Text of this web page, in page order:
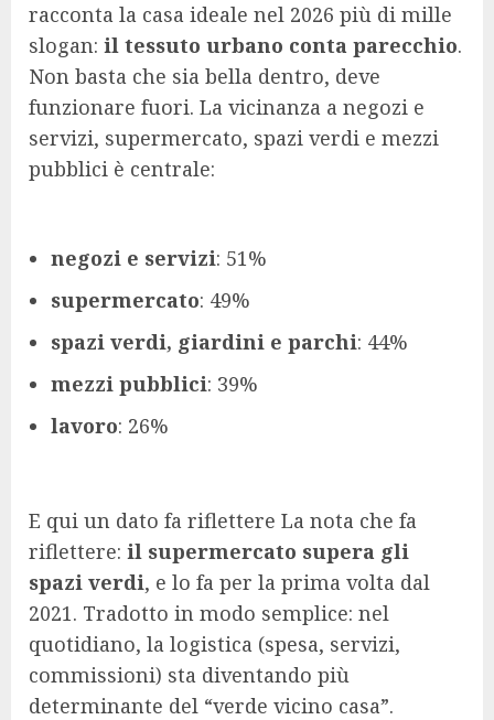
racconta la casa ideale nel 2026 più di mille
slogan: il tessuto urbano conta parecchio.
Non basta che sia bella dentro, deve
funzionare fuori. La vicinanza a negozi e
servizi, supermercato, spazi verdi e mezzi
pubblici è centrale:
negozi e servizi: 51%
supermercato: 49%
spazi verdi, giardini e parchi: 44%
mezzi pubblici: 39%
lavoro: 26%
E qui un dato fa riflettere La nota che fa
riflettere: il supermercato supera gli
spazi verdi, e lo fa per la prima volta dal
2021. Tradotto in modo semplice: nel
quotidiano, la logistica (spesa, servizi,
commissioni) sta diventando più
determinante del “verde vicino casa”.